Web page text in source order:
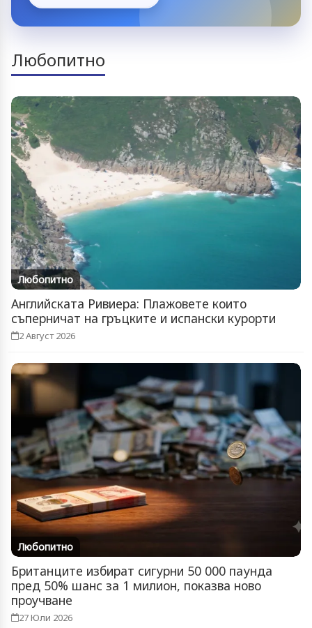
Любопитно
Любопитно
Английската Ривиера: Плажовете които
съперничат на гръцките и испански курорти
2 Август 2026
Любопитно
Британците избират сигурни 50 000 паунда
пред 50% шанс за 1 милион, показва ново
проучване
27 Юли 2026